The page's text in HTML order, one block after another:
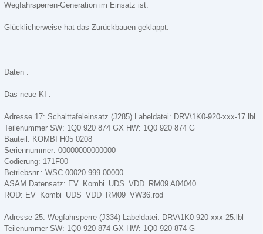
Wegfahrsperren-Generation im Einsatz ist.
Glücklicherweise hat das Zurückbauen geklappt.
Daten :
Das neue KI :
Adresse 17: Schalttafeleinsatz (J285) Labeldatei: DRV\1K0-920-xxx-17.lbl
Teilenummer SW: 1Q0 920 874 GX HW: 1Q0 920 874 G
Bauteil: KOMBI H05 0208
Seriennummer: 00000000000000
Codierung: 171F00
Betriebsnr.: WSC 00020 999 00000
ASAM Datensatz: EV_Kombi_UDS_VDD_RM09 A04040
ROD: EV_Kombi_UDS_VDD_RM09_VW36.rod
Adresse 25: Wegfahrsperre (J334) Labeldatei: DRV\1K0-920-xxx-25.lbl
Teilenummer SW: 1Q0 920 874 GX HW: 1Q0 920 874 G